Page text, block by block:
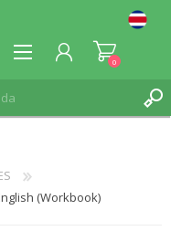
0
(Workbook)